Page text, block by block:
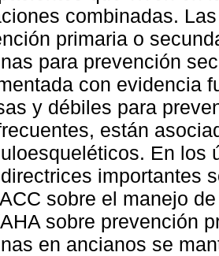
combinadas.
primaria o
para prevención
con evidencia
y débiles para
están
En los
importantes
sobre el manejo
sobre prevención
en ancianos se